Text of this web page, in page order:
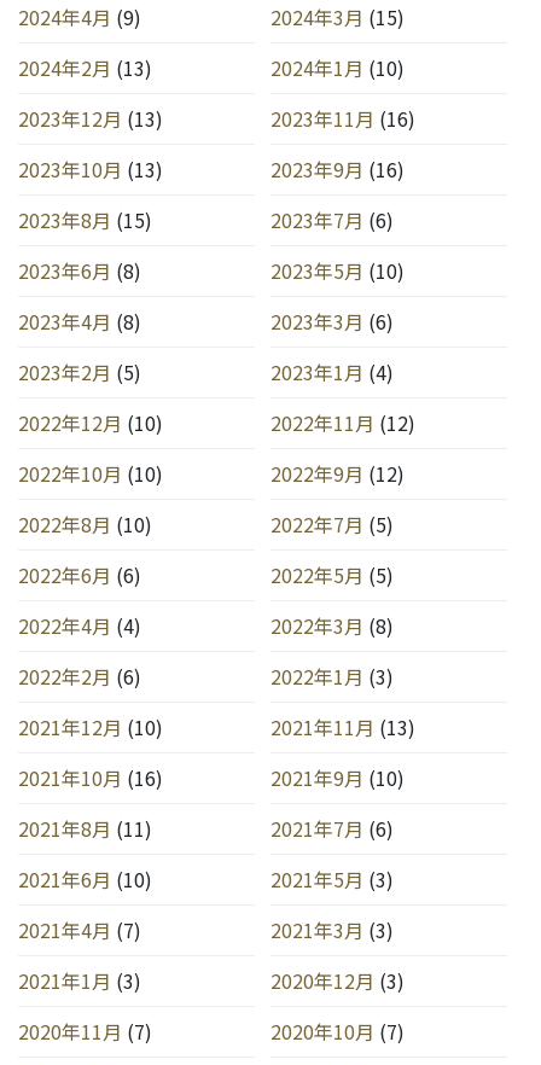
2024年4月 (9) 2024年3月 (15)
2024年2月 (13) 2024年1月 (10)
2023年12月 (13) 2023年11月 (16)
2023年10月 (13) 2023年9月 (16)
2023年8月 (15) 2023年7月 (6)
2023年6月 (8) 2023年5月 (10)
2023年4月 (8) 2023年3月 (6)
2023年2月 (5) 2023年1月 (4)
2022年12月 (10) 2022年11月 (12)
2022年10月 (10) 2022年9月 (12)
2022年8月 (10) 2022年7月 (5)
2022年6月 (6) 2022年5月 (5)
2022年4月 (4) 2022年3月 (8)
2022年2月 (6) 2022年1月 (3)
2021年12月 (10) 2021年11月 (13)
2021年10月 (16) 2021年9月 (10)
2021年8月 (11) 2021年7月 (6)
2021年6月 (10) 2021年5月 (3)
2021年4月 (7) 2021年3月 (3)
2021年1月 (3) 2020年12月 (3)
2020年11月 (7) 2020年10月 (7)